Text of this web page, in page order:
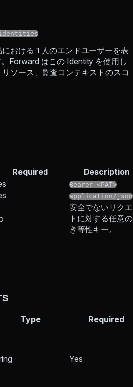
identities
おける 1 人のエンドユーザーを表
Forward はこの Identity を使用し
ソース、監査コンテキストのスコ
Required Description
Bearer <PAT>
application/json
安全でないリク
トに対する任意
き等性キー。
Type Required
Yes